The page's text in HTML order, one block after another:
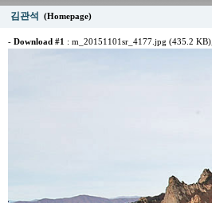
김관석 (Homepage)
- Download #1 : m_20151101sr_4177.jpg (435.2 KB)